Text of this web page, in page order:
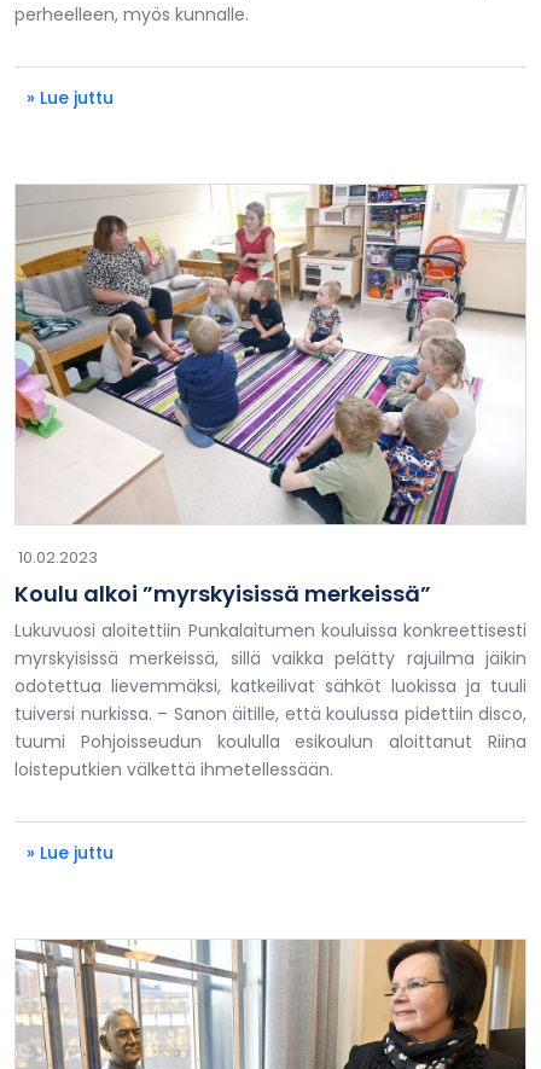
perheelleen, myös kunnalle.
» Lue juttu
10.02.2023
Koulu alkoi ”myrskyisissä merkeissä”
Lukuvuosi aloitettiin Punkalaitumen kouluissa konkreettisesti
myrskyisissä merkeissä, sillä vaikka pelätty rajuilma jäikin
odotettua lievemmäksi, katkeilivat sähköt luokissa ja tuuli
tuiversi nurkissa. – Sanon äitille, että koulussa pidettiin disco,
tuumi Pohjoisseudun koululla esikoulun aloittanut Riina
loisteputkien välkettä ihmetellessään.
» Lue juttu